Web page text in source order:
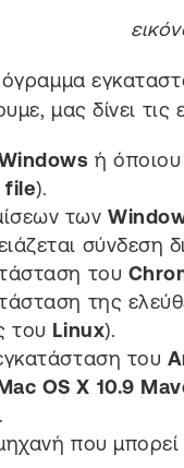
μας δίνει τις
ή όποιου
file).
των
σύνδεση
του
της
του Linux).
του
OS X 10.9
που